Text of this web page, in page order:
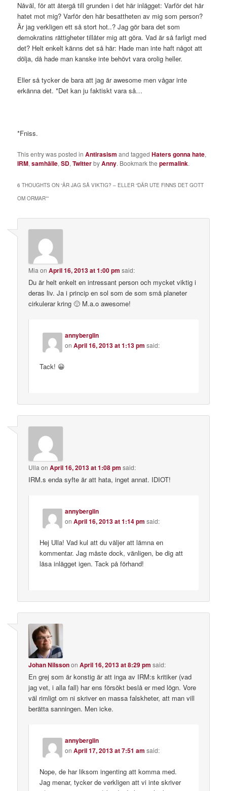
Nåväl, för att återgå till grunden i det här inlägget: Varför det här
hatet mot mig? Varför den här besattheten av mig som person?
Är jag verkligen ett så stort hot..? Jag gör bara det som
demokratins rättigheter tillåter mig att göra. Vad är så farligt med
det? Helt enkelt känns det så här: Hade man inte haft något att
dölja, då hade man kanske inte behövt vara orolig heller.
Eller så tycker de bara att jag är awesome men vågar inte
erkänna det. *Det kan ju faktiskt vara så…
*Fniss.
This entry was posted inAntirasism and taggedHaters gonna hate,
IRM,samhälle,SD,TwitterbyAnny. Bookmark thepermalink.
6 THOUGHTS ON “ÄR JAG SÅ VIKTIG? – ELLER “DÄR UTE FINNS DET GOTT
OM ORMAR””
Mia onApril 16, 2013 at 1:00 pm said:
Du är helt enkelt en intressant person och mycket viktig i
deras liv. Ja i princip en sol som de som små planeter
cirkulerar kring 🙂 M.a.o awesome!
annyberglin
onApril 16, 2013 at 1:13 pm said:
Tack! 😀
Ulla onApril 16, 2013 at 1:08 pm said:
IRM.s enda syfte är att hata, inget annat. IDIOT!
annyberglin
onApril 16, 2013 at 1:14 pm said:
Hej Ulla! Vad kul att du väljer att lämna en
kommentar. Jag måste dock, vänligen, be dig att
läsa inlägget igen. Tack på förhand!
Johan NilssononApril 16, 2013 at 8:29 pm said:
En grej som är konstig är att inga av IRM:s kritiker (vad
jag vet, i alla fall) har ens försökt beslå er med lögn. Vore
väl rimligt om ni skriver en massa falskheter, att man vill
berätta sanningen. Men icke.
annyberglin
onApril 17, 2013 at 7:51 am said:
Nope, de har liksom ingenting att komma med.
Jag menar, tycker de verkligen att vi inte skriver